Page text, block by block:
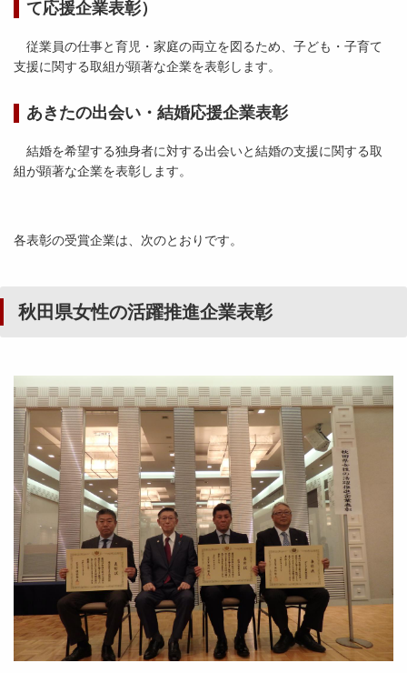
て応援企業表彰）
従業員の仕事と育児・家庭の両立を図るため、子ども・子育て
支援に関する取組が顕著な企業を表彰します。
あきたの出会い・結婚応援企業表彰
結婚を希望する独身者に対する出会いと結婚の支援に関する取
組が顕著な企業を表彰します。
各表彰の受賞企業は、次のとおりです。
秋田県女性の活躍推進企業表彰